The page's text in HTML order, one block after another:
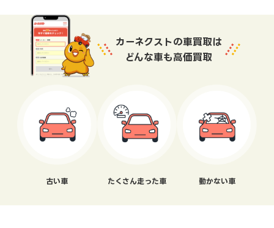
カーネクストの車買取は
どんな車も高価買取
古い車 たくさん走った車 動かない車